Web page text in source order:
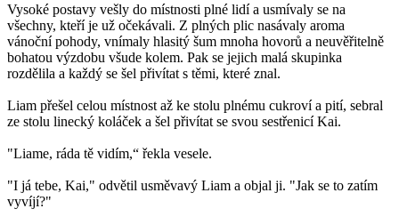
Vysoké postavy vešly do místnosti plné lidí a usmívaly se na
všechny, kteří je už očekávali. Z plných plic nasávaly aroma
vánoční pohody, vnímaly hlasitý šum mnoha hovorů a neuvěřitelně
bohatou výzdobu všude kolem. Pak se jejich malá skupinka
rozdělila a každý se šel přivítat s těmi, které znal.
Liam přešel celou místnost až ke stolu plnému cukroví a pití, sebral
ze stolu linecký koláček a šel přivítat se svou sestřenicí Kai.
"Liame, ráda tě vidím,“ řekla vesele.
"I já tebe, Kai," odvětil usměvavý Liam a objal ji. "Jak se to zatím
vyvíjí?"